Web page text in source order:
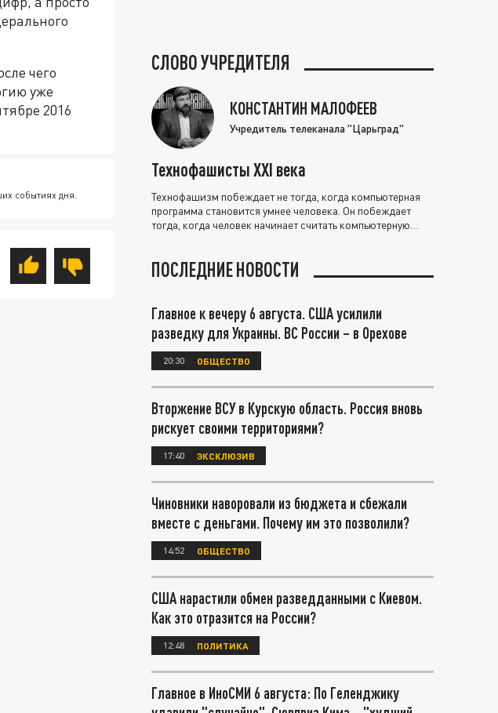
чего
уже
2016
событиях дня.
СЛОВО УЧРЕДИТЕЛЯ
КОНСТАНТИН МАЛОФЕЕВ
Учредитель телеканала "Царьград"
Технофашисты XXI века
Технофашизм побеждает не тогда, когда компьютерная
программа становится умнее человека. Он побеждает
тогда, когда человек начинает считать компьютерную
ПОСЛЕДНИЕ НОВОСТИ
Главное к вечеру 6 августа. США усилили
разведку для Украины. ВС России – в Орехове
20:30 ОБЩЕСТВО
Вторжение ВСУ в Курскую область. Россия вновь
рискует своими территориями?
17:40 ЭКСКЛЮЗИВ
Чиновники наворовали из бюджета и сбежали
вместе с деньгами. Почему им это позволили?
14:52 ОБЩЕСТВО
США нарастили обмен разведданными с Киевом.
Как это отразится на России?
12:48 ПОЛИТИКА
Главное в ИноСМИ 6 августа: По Геленджику